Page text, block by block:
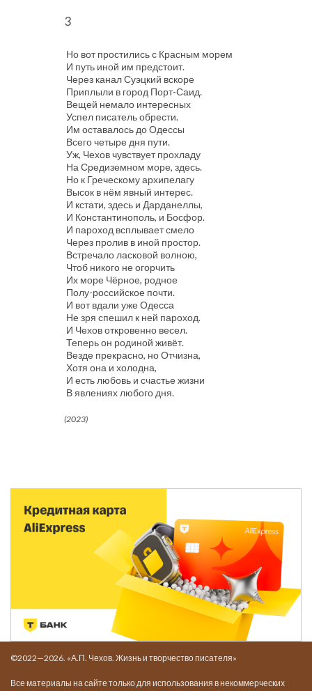
3
Но вот простились с Красным морем
И путь иной им предстоит.
Через канал Суэцкий вскоре
Приплыли в город Порт-Саид.
Вещей немало интересных
Успел писатель обрести.
Им оставалось до Одессы
Всего четыре дня пути.
Уж, Чехов чувствует прохладу
На Средиземном море, здесь.
Но к Греческому архипелагу
Высок в нём явный интерес.
И кстати, здесь и Дарданеллы,
И Константинополь, и Босфор.
И пароход всплывает смело
Через пролив в иной простор.
Встречало ласковой волною,
Чтоб никого не огорчить
Их море Чёрное, родное
Полу-российское почти.
И вот вдали уже Одесса
Не зря спешил к ней пароход.
И Чехов откровенно весел.
Теперь он родиной живёт.
Везде прекрасно, но Отчизна,
Хотя она и холодна,
И есть любовь и счастье жизни
В явлениях любого дня.
(2023)
©2022—2026. «А.П. Чехов. Жизнь и творчество писателя»
Все материалы на сайте только для использования в некоммерческих